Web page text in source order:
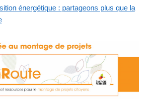
énergétique : partageons plus que la